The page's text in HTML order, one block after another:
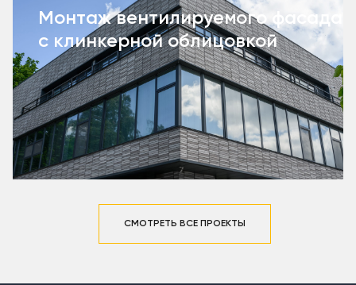
СМОТРЕТЬ ВСЕ ПРОЕКТЫ
Монтаж вентилируемого фасада
с клинкерной облицовкой